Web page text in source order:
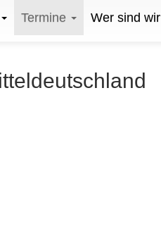
Termine Wer sind